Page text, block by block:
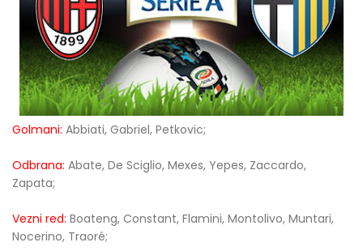
Golmani: Abbiati, Gabriel, Petkovic;
Odbrana: Abate, De Sciglio, Mexes, Yepes, Zaccardo,
Zapata;
Vezni red: Boateng, Constant, Flamini, Montolivo, Muntari,
Nocerino, Traoré;